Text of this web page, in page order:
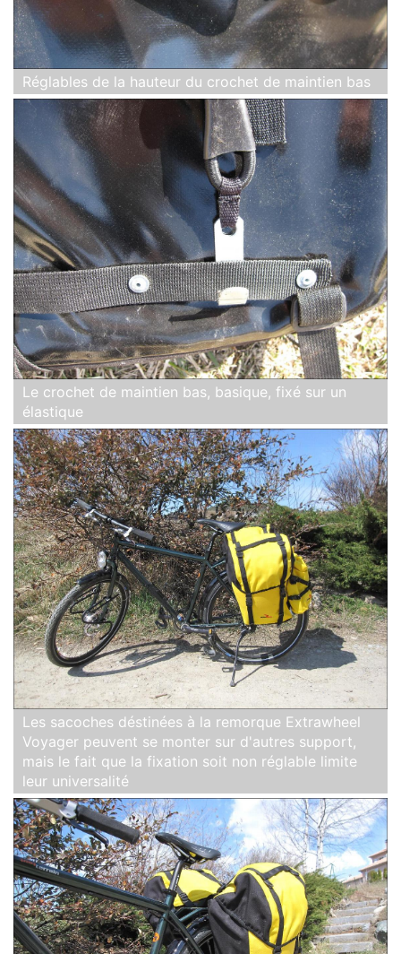
Réglables de la hauteur du crochet de maintien bas
Le crochet de maintien bas, basique, fixé sur un
élastique
Les sacoches déstinées à la remorque Extrawheel
Voyager peuvent se monter sur d'autres support,
mais le fait que la fixation soit non réglable limite
leur universalité